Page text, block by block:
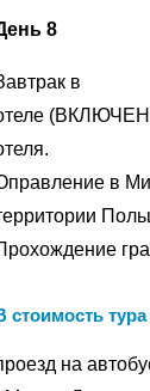
8
в
в
стоимость
на